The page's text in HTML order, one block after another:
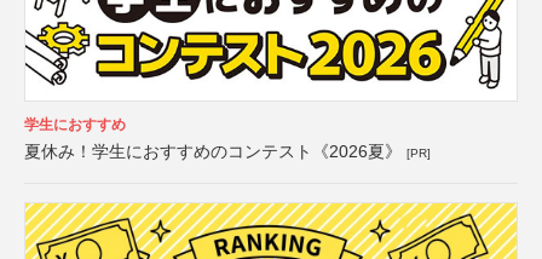
学生におすすめ
夏休み！学生におすすめのコンテスト《2026夏》 [PR]